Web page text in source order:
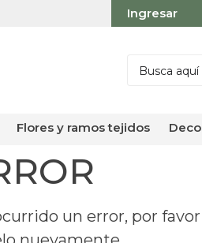
Ingresar
flores y ramos tejidos deco
un error, por favor